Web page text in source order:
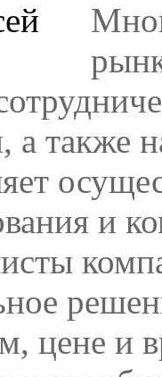
а также
и
цене и